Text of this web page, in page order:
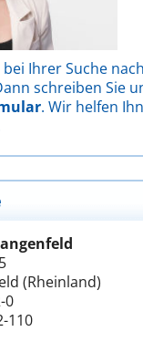
Ihrer Suche
schreiben Sie
. Wir helfen
(Rheinland)
0
110